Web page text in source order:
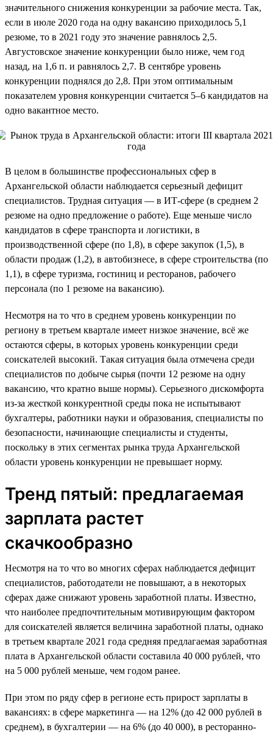
значительного снижения конкуренции за рабочие места. Так,
если в июле 2020 года на одну вакансию приходилось 5,1
резюме, то в 2021 году это значение равнялось 2,5.
Августовское значение конкуренции было ниже, чем год
назад, на 1,6 п. и равнялось 2,7. В сентябре уровень
конкуренции поднялся до 2,8. При этом оптимальным
показателем уровня конкуренции считается 5–6 кандидатов на
одно вакантное место.
В целом в большинстве профессиональных сфер в
Архангельской области наблюдается серьезный дефицит
специалистов. Трудная ситуация — в ИТ-сфере (в среднем 2
резюме на одно предложение о работе). Еще меньше число
кандидатов в сфере транспорта и логистики, в
производственной сфере (по 1,8), в сфере закупок (1,5), в
области продаж (1,2), в автобизнесе, в сфере строительства (по
1,1), в сфере туризма, гостиниц и ресторанов, рабочего
персонала (по 1 резюме на вакансию).
Несмотря на то что в среднем уровень конкуренции по
региону в третьем квартале имеет низкое значение, всё же
остаются сферы, в которых уровень конкуренции среди
соискателей высокий. Такая ситуация была отмечена среди
специалистов по добыче сырья (почти 12 резюме на одну
вакансию, что кратно выше нормы). Серьезного дискомфорта
из-за жесткой конкурентной среды пока не испытывают
бухгалтеры, работники науки и образования, специалисты по
безопасности, начинающие специалисты и студенты,
поскольку в этих сегментах рынка труда Архангельской
области уровень конкуренции не превышает норму.
Тренд пятый: предлагаемая
зарплата растет
скачкообразно
Несмотря на то что во многих сферах наблюдается дефицит
специалистов, работодатели не повышают, а в некоторых
сферах даже снижают уровень заработной платы. Известно,
что наиболее предпочтительным мотивирующим фактором
для соискателей является величина заработной платы, однако
в третьем квартале 2021 года средняя предлагаемая заработная
плата в Архангельской области составила 40 000 рублей, что
на 5 000 рублей меньше, чем годом ранее.
При этом по ряду сфер в регионе есть прирост зарплаты в
вакансиях: в сфере маркетинга — на 12% (до 42 000 рублей в
среднем), в бухгалтерии — на 6% (до 40 000), в ресторанно-